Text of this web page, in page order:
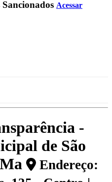
Acessar
-
de São
Endereço: